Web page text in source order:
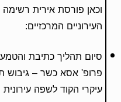
וכאן פורסת אירית
העירוניים המרכזיים:
סיום תהליך כתיבת
פרופ' אסא כשר – גיבוש
עיקרי הקוד לשפה עירונית